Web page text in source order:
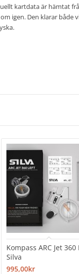
kartdata är hämtat
igen. Den klarar både
Kompass ARC Jet 360
Silva
995,00kr